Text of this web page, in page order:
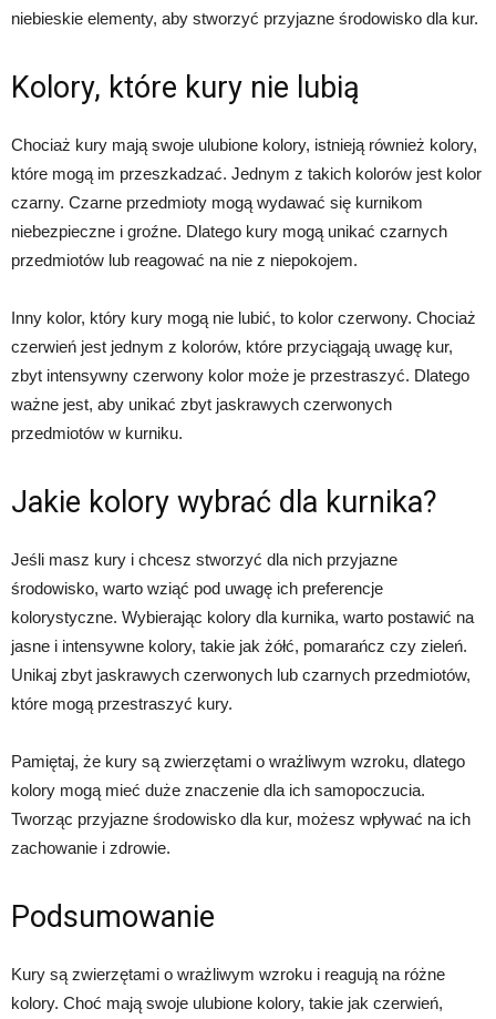
niebieskie elementy, aby stworzyć przyjazne środowisko dla kur.
Kolory, które kury nie lubią
Chociaż kury mają swoje ulubione kolory, istnieją również kolory,
które mogą im przeszkadzać. Jednym z takich kolorów jest kolor
czarny. Czarne przedmioty mogą wydawać się kurnikom
niebezpieczne i groźne. Dlatego kury mogą unikać czarnych
przedmiotów lub reagować na nie z niepokojem.
Inny kolor, który kury mogą nie lubić, to kolor czerwony. Chociaż
czerwień jest jednym z kolorów, które przyciągają uwagę kur,
zbyt intensywny czerwony kolor może je przestraszyć. Dlatego
ważne jest, aby unikać zbyt jaskrawych czerwonych
przedmiotów w kurniku.
Jakie kolory wybrać dla kurnika?
Jeśli masz kury i chcesz stworzyć dla nich przyjazne
środowisko, warto wziąć pod uwagę ich preferencje
kolorystyczne. Wybierając kolory dla kurnika, warto postawić na
jasne i intensywne kolory, takie jak żółć, pomarańcz czy zieleń.
Unikaj zbyt jaskrawych czerwonych lub czarnych przedmiotów,
które mogą przestraszyć kury.
Pamiętaj, że kury są zwierzętami o wrażliwym wzroku, dlatego
kolory mogą mieć duże znaczenie dla ich samopoczucia.
Tworząc przyjazne środowisko dla kur, możesz wpływać na ich
zachowanie i zdrowie.
Podsumowanie
Kury są zwierzętami o wrażliwym wzroku i reagują na różne
kolory. Choć mają swoje ulubione kolory, takie jak czerwień,